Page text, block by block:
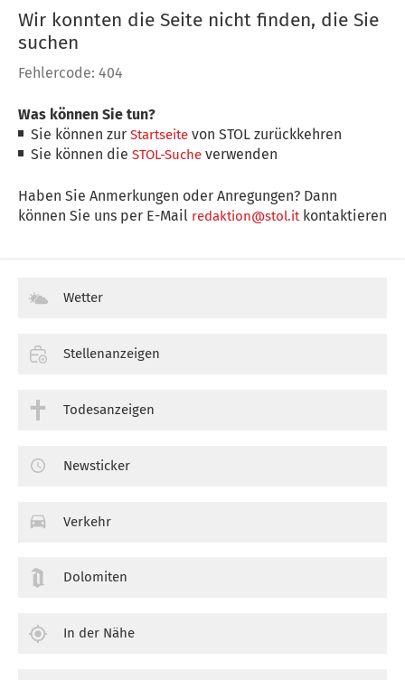
Wir konnten die Seite nicht finden, die Sie
suchen
Fehlercode: 404
Was können Sie tun?
Sie können zurStartseite von STOL zurückkehren
Sie können dieSTOL-Suche verwenden
Haben Sie Anmerkungen oder Anregungen? Dann
können Sie uns per E-Mail redaktion@stol.itkontaktieren
Wetter
Stellenanzeigen
Todesanzeigen
Newsticker
Verkehr
Dolomiten
In der Nähe